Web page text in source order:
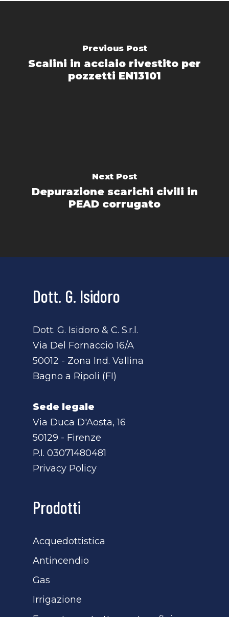
Previous Post
Scalini in acciaio rivestito per
pozzetti EN13101
Next Post
Depurazione scarichi civili in
PEAD corrugato
Dott. G. Isidoro
Dott. G. Isidoro & C. S.r.l.
Via Del Fornaccio 16/A
50012 - Zona Ind. Vallina
Bagno a Ripoli (FI)
Sede legale
Via Duca D'Aosta, 16
50129 - Firenze
P.I. 03071480481
Privacy Policy
Prodotti
Acquedottistica
Antincendio
Gas
Irrigazione